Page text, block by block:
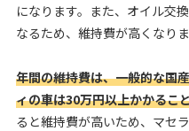
になります。また、オイル交
なるため、維持費が高くなりま
年間の維持費は、一般的な国
ィの車は30万円以上かかるこ
ると維持費が高いため、マセ